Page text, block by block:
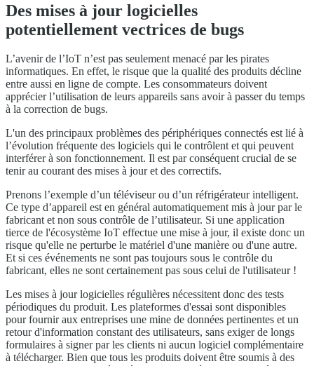
Des mises à jour logicielles
potentiellement vectrices de bugs
L’avenir de l’IoT n’est pas seulement menacé par les pirates
informatiques. En effet, le risque que la qualité des produits décline
entre aussi en ligne de compte. Les consommateurs doivent
apprécier l’utilisation de leurs appareils sans avoir à passer du temps
à la correction de bugs.
L'un des principaux problèmes des périphériques connectés est lié à
l’évolution fréquente des logiciels qui le contrôlent et qui peuvent
interférer à son fonctionnement. Il est par conséquent crucial de se
tenir au courant des mises à jour et des correctifs.
Prenons l’exemple d’un téléviseur ou d’un réfrigérateur intelligent.
Ce type d’appareil est en général automatiquement mis à jour par le
fabricant et non sous contrôle de l’utilisateur. Si une application
tierce de l'écosystème IoT effectue une mise à jour, il existe donc un
risque qu'elle ne perturbe le matériel d'une manière ou d'une autre.
Et si ces événements ne sont pas toujours sous le contrôle du
fabricant, elles ne sont certainement pas sous celui de l'utilisateur !
Les mises à jour logicielles régulières nécessitent donc des tests
périodiques du produit. Les plateformes d'essai sont disponibles
pour fournir aux entreprises une mine de données pertinentes et un
retour d'information constant des utilisateurs, sans exiger de longs
formulaires à signer par les clients ni aucun logiciel complémentaire
à télécharger. Bien que tous les produits doivent être soumis à des